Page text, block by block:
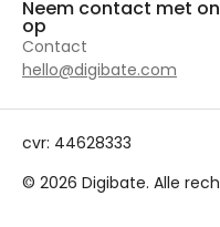
Neem contact met
op
Contact
hello@digibate.com
cvr: 44628333
© 2026 Digibate. Alle